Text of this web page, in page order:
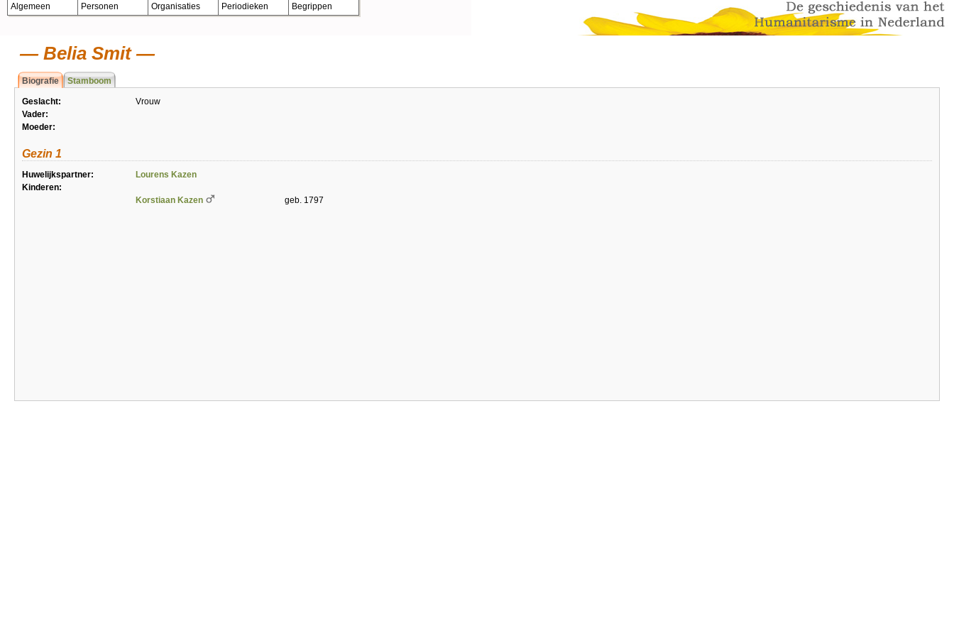
Algemeen Personen Organisaties Periodieken Begrippen
Belia Smit
Biografie Stamboom
Geslacht:
Vrouw
Vader:
Moeder:
Gezin 1
Huwelijkspartner:
Lourens Kazen
Kinderen:
Korstiaan Kazen
geb. 1797